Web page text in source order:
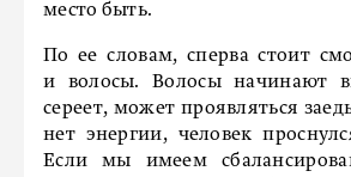
место быть.
По ее словам, сперва стоит
и волосы. Волосы начинают
сереет, может проявляться
нет энергии, человек
Если мы имеем